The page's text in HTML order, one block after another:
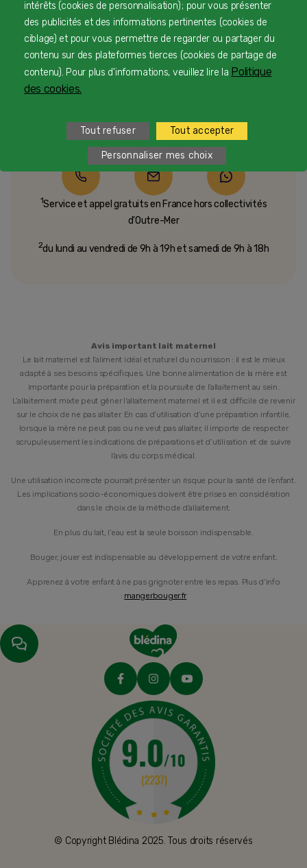
Besoin d’échanger ou d’un conseil
Une équipe d’experts en nutrition infantile rien que
pour vous 24/7 gratuitement
1Service et appel gratuits en France hors collectivités
d'Outre-Mer​
2du lundi au vendredi de 9h à 19h et samedi de 9h à 18h
Avis important lait maternel
Le lait maternel est l’aliment idéal et naturel du nourrisson : il est le mieux
adapté à ses besoins spécifiques. Une bonne alimentation de la mère est
importante pour la préparation et la poursuite de l’allaitement au sein.
L’allaitement mixte peut gêner l’allaitement maternel et il est difficile de revenir
sur le choix de ne pas allaiter. En cas d’utilisation d’une préparation infantile,
lorsque la mère ne peut pas ou ne veut pas allaiter, il importe de respecter
scrupuleusement les indications de préparations et d’utilisation et de suivre
l’avis du corps médical.
Une utilisation incorrecte pourrait présenter un risque pour la santé de l’enfant.
Les implications socio-économiques doivent être prises en considération
dans le choix de la méthode d’allaitement.
En plus du lait, l’eau est la seule boisson indispensable.
Bouger, jouer est indispensable au développement de votre enfant.
Apprenez à votre enfant à ne pas grignoter entre les repas. Plus d’info
: mangerbouger.fr
© Copyright Blédina 2025. Tous droits réservés
intérêts (cookies de personnalisation) ; pour vous présenter
des publicités et des informations pertinentes (cookies de
ciblage) et pour vous permettre de regarder ou partager du
contenu sur des plateformes tierces (cookies de partage de
contenu). Pour plus d'informations, veuillez lire la Politique
des cookies.
Tout refuser Tout accepter
Personnaliser mes choix